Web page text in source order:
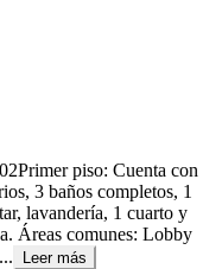
piso: Cuenta con
3 baños completos, 1
lavandería, 1 cuarto y
Áreas comunes: Lobby
Leer más